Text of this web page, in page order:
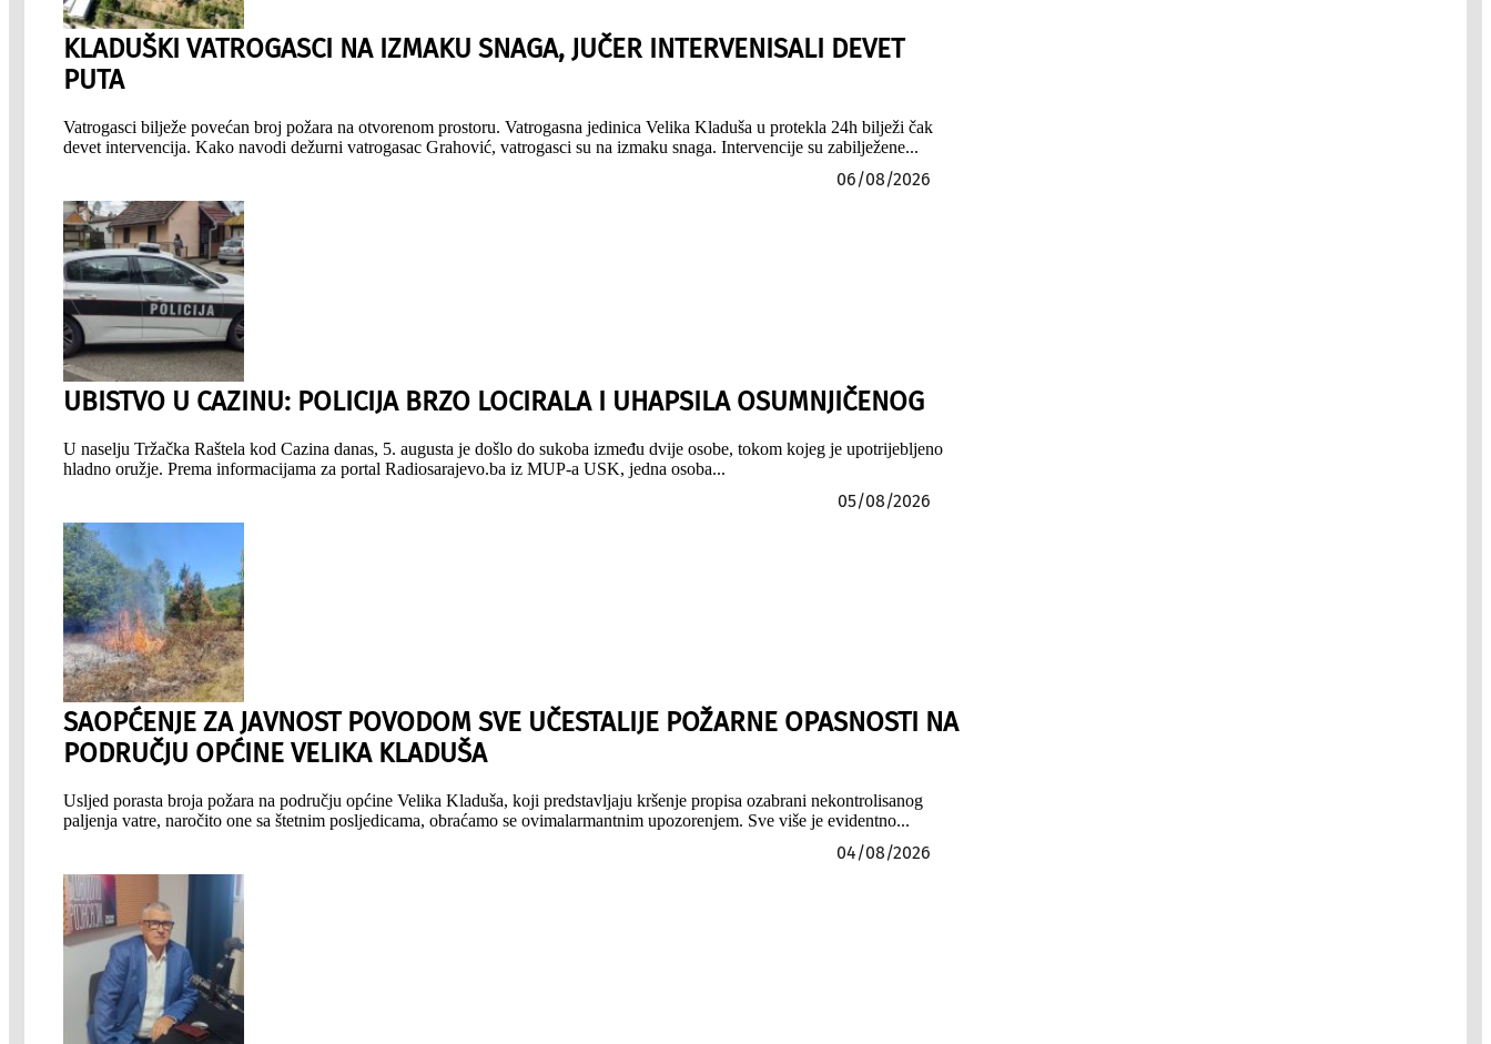
KLADUŠKI VATROGASCI NA IZMAKU SNAGA, JUČER INTERVENISALI DEVET
PUTA
Vatrogasci bilježe povećan broj požara na otvorenom prostoru. Vatrogasna jedinica Velika Kladuša u protekla 24h bilježi čak
devet intervencija. Kako navodi dežurni vatrogasac Grahović, vatrogasci su na izmaku snaga. Intervencije su zabilježene...
06/08/2026
UBISTVO U CAZINU: POLICIJA BRZO LOCIRALA I UHAPSILA OSUMNJIČENOG
U naselju Tržačka Raštela kod Cazina danas, 5. augusta je došlo do sukoba između dvije osobe, tokom kojeg je upotrijebljeno
hladno oružje. Prema informacijama za portal Radiosarajevo.ba iz MUP-a USK, jedna osoba...
05/08/2026
SAOPĆENJE ZA JAVNOST POVODOM SVE UČESTALIJE POŽARNE OPASNOSTI NA
PODRUČJU OPĆINE VELIKA KLADUŠA
Usljed porasta broja požara na području općine Velika Kladuša, koji predstavljaju kršenje propisa ozabrani nekontrolisanog
paljenja vatre, naročito one sa štetnim posljedicama, obraćamo se ovimalarmantnim upozorenjem. Sve više je evidentno...
04/08/2026